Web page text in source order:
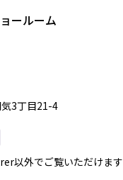
ールーム
3丁目21-4
以外でご覧いただけます